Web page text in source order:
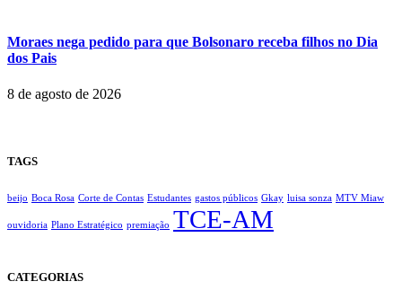
Moraes nega pedido para que Bolsonaro receba filhos no Dia
dos Pais
8 de agosto de 2026
TAGS
beijo Boca Rosa Corte de Contas Estudantes gastos públicos Gkay luisa sonza MTV Miaw
ouvidoria Plano Estratégico premiação TCE-AM
CATEGORIAS